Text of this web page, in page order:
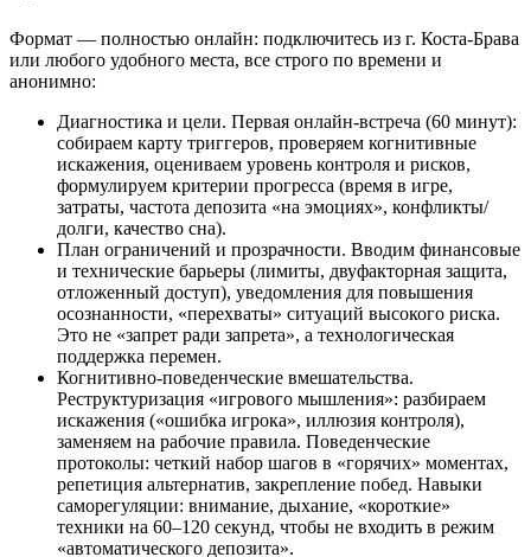
Формат — полностью онлайн: подключитесь из г. Коста-Брава
или любого удобного места, все строго по времени и
анонимно:
Диагностика и цели. Первая онлайн-встреча (60 минут):
собираем карту триггеров, проверяем когнитивные
искажения, оцениваем уровень контроля и рисков,
формулируем критерии прогресса (время в игре,
затраты, частота депозита «на эмоциях», конфликты/
долги, качество сна).
План ограничений и прозрачности. Вводим финансовые
и технические барьеры (лимиты, двуфакторная защита,
отложенный доступ), уведомления для повышения
осознанности, «перехваты» ситуаций высокого риска.
Это не «запрет ради запрета», а технологическая
поддержка перемен.
Когнитивно-поведенческие вмешательства.
Реструктуризация «игрового мышления»: разбираем
искажения («ошибка игрока», иллюзия контроля),
заменяем на рабочие правила. Поведенческие
протоколы: четкий набор шагов в «горячих» моментах,
репетиция альтернатив, закрепление побед. Навыки
саморегуляции: внимание, дыхание, «короткие»
техники на 60–120 секунд, чтобы не входить в режим
«автоматического депозита».